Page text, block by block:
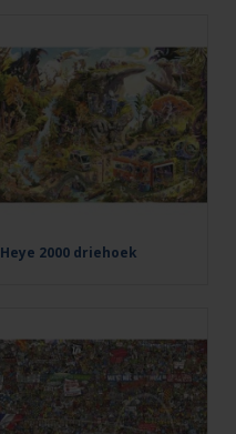
Heye 2000 driehoek